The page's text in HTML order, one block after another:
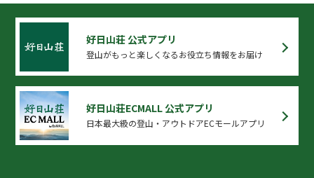
好日山荘 公式アプリ
登山がもっと楽しくなるお役立ち情報をお届け
好日山荘ECMALL 公式アプリ
日本最大級の登山・アウトドアECモールアプリ